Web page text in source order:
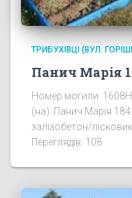
ТРИБУХІВЦІ (ВУЛ.
Панич Марія
Номер могили:
(на): Панич Марія
залізобетон/
Переглядів: 108